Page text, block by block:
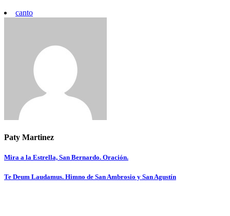
canto
Paty Martinez
Navegación
de
Mira a la Estrella, San Bernardo. Oración.
Te Deum Laudamus. Himno de San Ambrosio y San Agustín